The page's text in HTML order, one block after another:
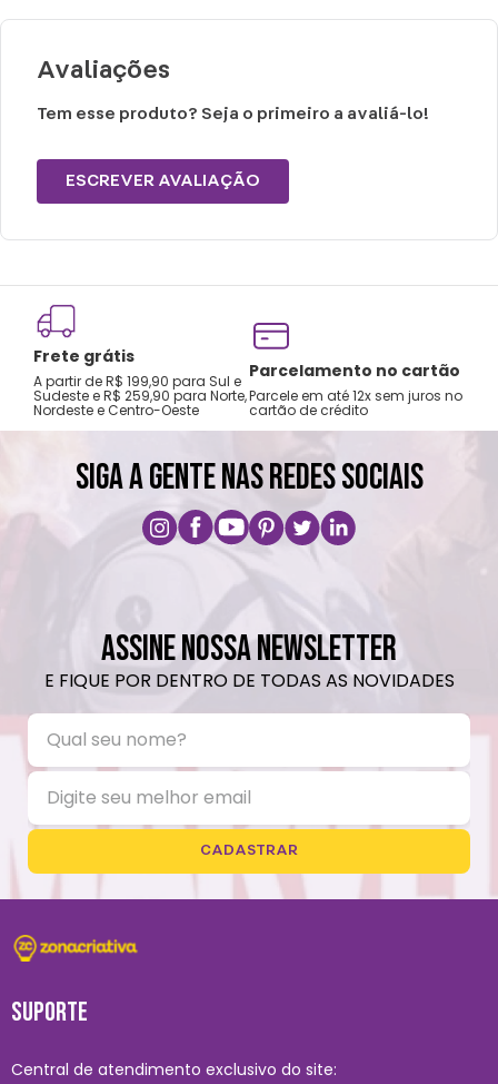
Cuidados e recomendações de uso:
Limpar com pano úmido.
Não passar.
Avaliações
Tem esse produto? Seja o primeiro a avaliá-lo!
ESCREVER AVALIAÇÃO
Frete grátis
A partir de R$ 199,90 para Sul e
Sudeste e R$ 259,90 para Norte,
Nordeste e Centro-Oeste
Parcelamento no cartão
Parcele em até 12x sem juros no
cartão de crédito
SIGA A GENTE NAS REDES SOCIAIS
ASSINE NOSSA NEWSLETTER
E FIQUE POR DENTRO DE TODAS AS NOVIDADES
CADASTRAR
SUPORTE
Central de atendimento exclusivo do site: